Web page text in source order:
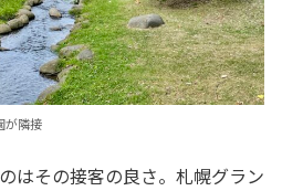
が隣接
はその接客の良さ。札幌グラン